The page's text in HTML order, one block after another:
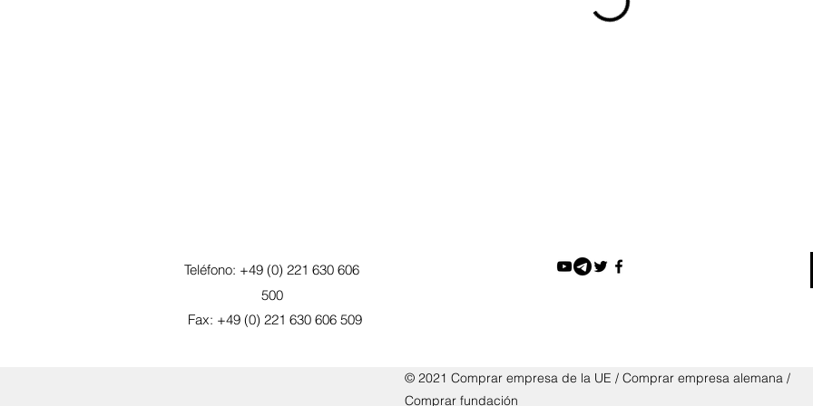
Teléfono: +49 (0) 221 630 606
500
Fax: +49 (0) 221 630 606 509
© 2021 Comprar empresa de la UE / Comprar empresa alemana /
Comprar fundación